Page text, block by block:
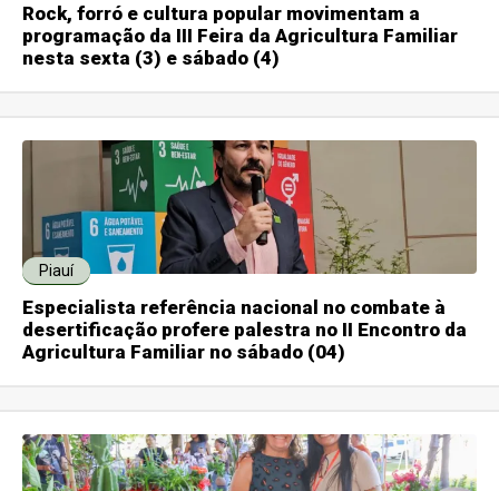
Rock, forró e cultura popular movimentam a
programação da III Feira da Agricultura Familiar
nesta sexta (3) e sábado (4)
Piauí
Especialista referência nacional no combate à
desertificação profere palestra no II Encontro da
Agricultura Familiar no sábado (04)